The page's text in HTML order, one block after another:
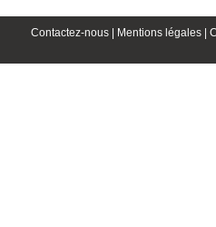
Contactez-nous | Mentions légales |